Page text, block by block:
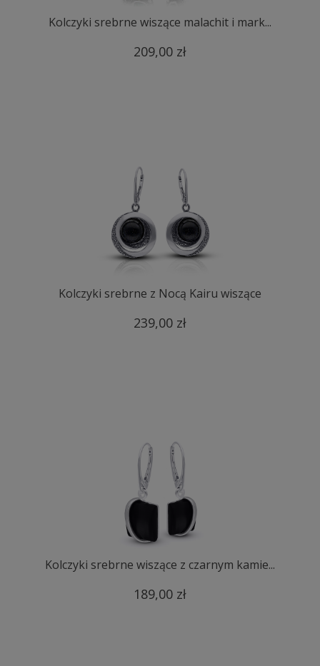
Kolczyki srebrne wiszące malachit i mark...
209,00 zł
Kolczyki srebrne z Nocą Kairu wiszące
239,00 zł
Kolczyki srebrne wiszące z czarnym kamie...
189,00 zł